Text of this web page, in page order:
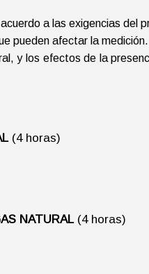
a las exigencias del
pueden afectar la medición.
y los efectos de la
(4 horas)
NATURAL(4 horas)